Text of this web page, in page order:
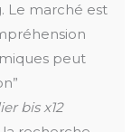
Le marché est
peut
bis x12